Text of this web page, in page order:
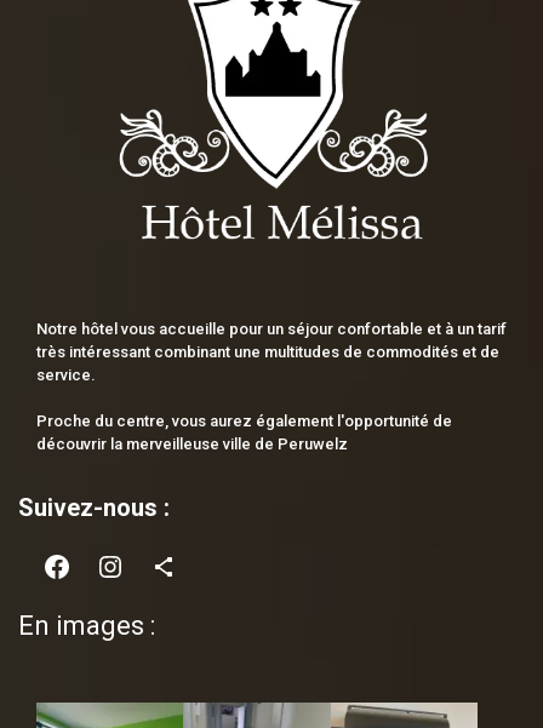
Notre hôtel vous accueille pour un séjour confortable et à un tarif
très intéressant combinant une multitudes de commodités et de
service.
Proche du centre, vous aurez également l'opportunité de
découvrir la merveilleuse ville de Peruwelz
Suivez-nous :
Facebook Instagram Share Icon
En images :